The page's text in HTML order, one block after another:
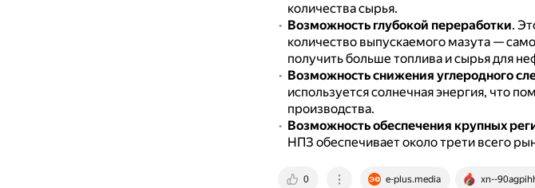
количества сырья.
Возможность глубокой переработки.
количество выпускаемого мазута —
получить больше топлива и сырья для
Возможность снижения углеродного
используется солнечная энергия, что
производства.
Возможность обеспечения крупных
НПЗ обеспечивает около трети всего
0 e-plus.media xn--